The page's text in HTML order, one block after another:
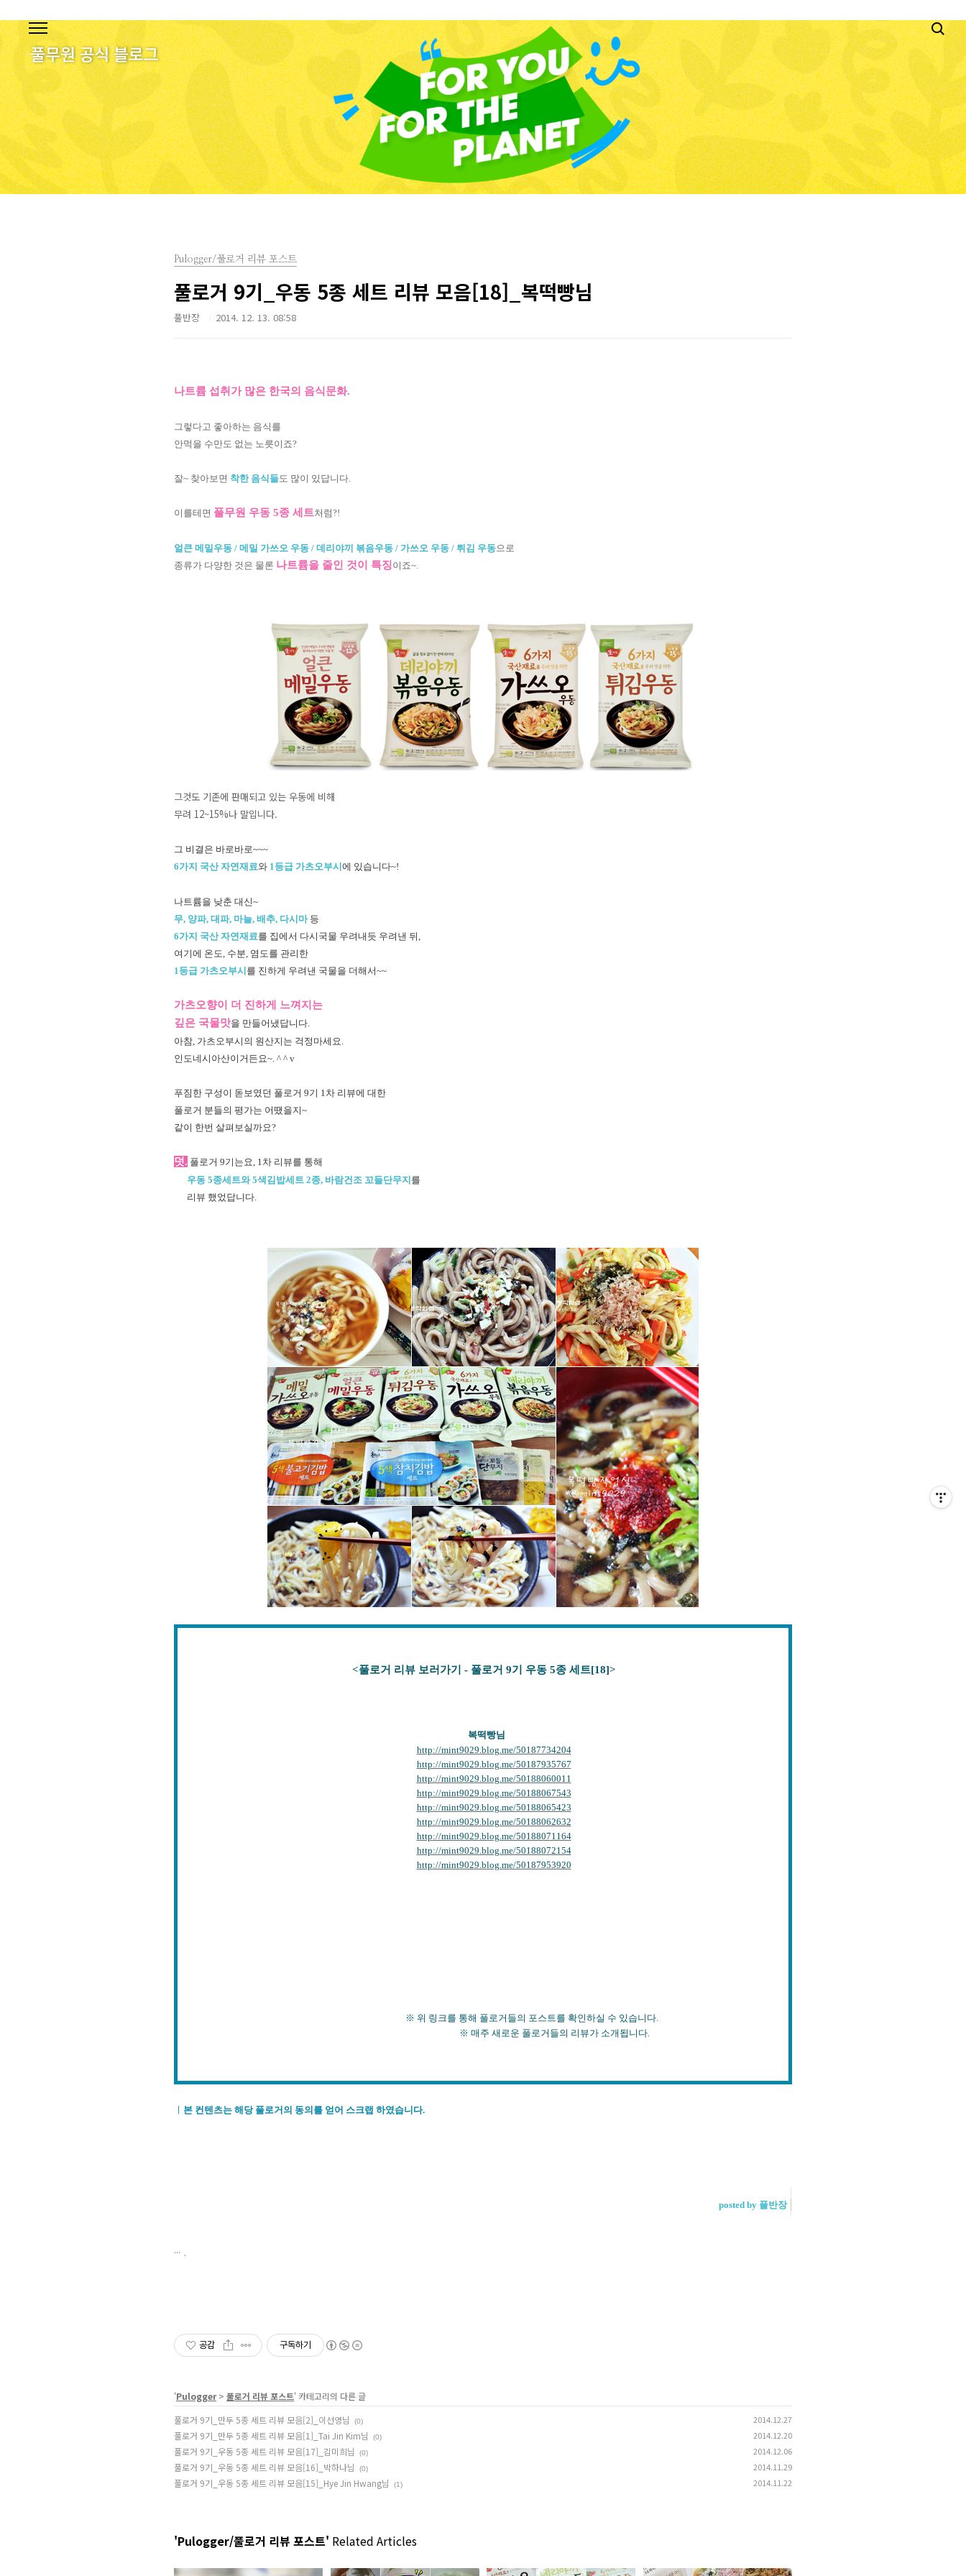
Pulogger/풀로거 리뷰 포스트
풀로거 9기_우동 5종 세트 리뷰 모음[18]_복떡빵님
풀반장 2014. 12. 13. 08:58
나트륨 섭취가 많은 한국의 음식문화.
그렇다고 좋아하는 음식를
안먹을 수만도 없는 노릇이죠?
잘~ 찾아보면 착한 음식들도 많이 있답니다.
이를테면 풀무원 우동 5종 세트처럼?!
얼큰 메밀우동 / 메밀 가쓰오 우동 / 데리야끼 볶음우동 / 가쓰오 우동 / 튀김 우동으로
종류가 다양한 것은 물론 나트륨을 줄인 것이 특징이죠~.
그것도 기존에 판매되고 있는 우동에 비해
무려 12~15%나 말입니다.
그 비결은 바로바로~~~
6가지 국산 자연재료와 1등급 가츠오부시 에 있습니다~!
나트륨을 낮춘 대신~
무, 양파, 대파, 마늘, 배추, 다시마등
6가지 국산 자연재료를 집에서 다시국물 우려내듯 우려낸 뒤,
여기에 온도, 수분, 염도를 관리한
1등급 가츠오부시 를 진하게 우려낸 국물을 더해서~~
가츠오향이 더 진하게 느껴지는
깊은 국물맛을 만들어냈답니다.
아참, 가츠오부시의 원산지는 걱정마세요.
인도네시아산이거든요~. ^ ^ v
푸짐한 구성이 돋보였던 풀로거 9기 1차 리뷰에 대한
풀로거 분들의 평가는 어땠을지~
같이 한번 살펴보실까요?
덧. 풀로거 9기는요, 1차 리뷰를 통해
우동 5종세트와 5색김밥세트 2종, 바람건조 꼬들단무지 를
리뷰 했었답니다.
<풀로거 리뷰 보러가기 - 풀로거 9기 우동 5종 세트[18]>
복떡빵님
http://mint9029.blog.me/50187734204
http://mint9029.blog.me/50187935767
http://mint9029.blog.me/50188060011
http://mint9029.blog.me/50188067543
http://mint9029.blog.me/50188065423
http://mint9029.blog.me/50188062632
http://mint9029.blog.me/50188071164
http://mint9029.blog.me/50188072154
http://mint9029.blog.me/50187953920
※ 위 링크를 통해 풀로거들의 포스트를 확인하실 수 있습니다.
※ 매주 새로운 풀로거들의 리뷰가 소개됩니다.
본 컨텐츠는 해당 풀로거의 동의를 얻어 스크랩 하였습니다.
posted by 풀반장
.
공감 구독하기
'Pulogger> 풀로거 리뷰 포스트' 카테고리의 다른 글
풀로거 9기_만두 5종 세트 리뷰 모음[2]_이선영님
(0) 2014.12.27
풀로거 9기_만두 5종 세트 리뷰 모음[1]_Tai Jin Kim님 (0) 2014.12.20
풀로거 9기_우동 5종 세트 리뷰 모음[17]_김미희님 (0) 2014.12.06
풀로거 9기_우동 5종 세트 리뷰 모음[16]_박하나님 (0) 2014.11.29
풀로거 9기_우동 5종 세트 리뷰 모음[15]_Hye Jin Hwang님 (1) 2014.11.22
'Pulogger/풀로거 리뷰 포스트' Related Articles